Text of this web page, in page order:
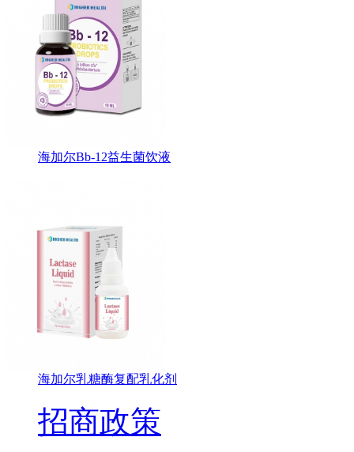
海加尔Bb-12益生菌饮液
海加尔乳糖酶复配乳化剂
招商政策